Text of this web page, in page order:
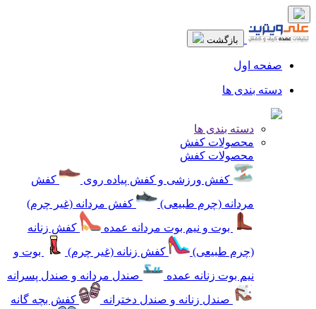
بازگشت
صفحه اول
دسته بندی ها
دسته بندی ها
محصولات کفش
محصولات کفش
کفش ورزشی و کفش پیاده روی
کفش
مردانه (چرم طبیعی)
کفش مردانه (غیر چرم)
بوت و نیم بوت مردانه عمده
کفش زنانه
(چرم طبیعی)
کفش زنانه (غیر چرم)
بوت و
نیم بوت زنانه عمده
صندل مردانه و صندل پسرانه
صندل زنانه و صندل دخترانه
کفش بچه گانه